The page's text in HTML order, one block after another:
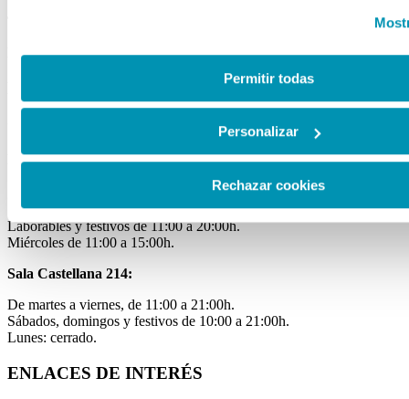
la web, responsable del tratamiento de las cookies, y sus
accesibles en elAviso Legal. Puede obtener más
de cookies en esta web haciendo clicaquí.
Permitir todas
Personalizar
Rechazar cookies
Email: info@fundacioncanal.es
de lunes a viernes de 9 a 18 h.
EXPOSICIONES
Laborables y festivos de 11:00 a 20:00h.
Miércoles de 11:00 a 15:00h.
Sala Castellana 214:
De martes a viernes, de 11:00 a 21:00h.
Sábados, domingos y festivos de 10:00 a 21:00h.
Lunes: cerrado.
ENLACES DE INTERÉS